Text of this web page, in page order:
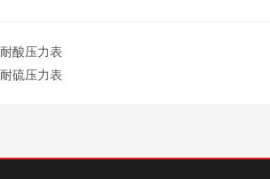
耐酸压力表
耐硫压力表